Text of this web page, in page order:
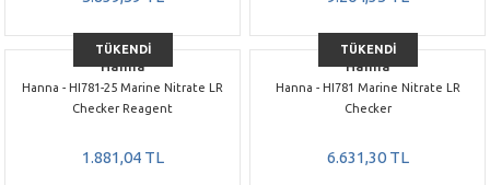
TÜKENDİ
Hanna
Hanna - HI781-25 Marine Nitrate LR
Checker Reagent
1.881,04 TL
TÜKENDİ
Hanna
Hanna - HI781 Marine Nitrate LR
Checker
6.631,30 TL